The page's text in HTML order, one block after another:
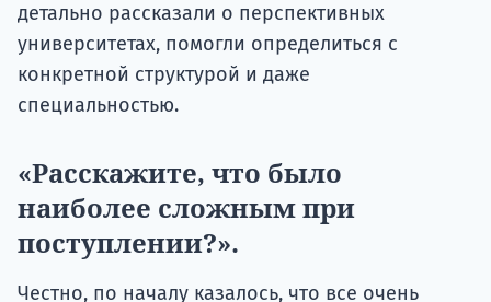
детально рассказали о перспективных
университетах, помогли определиться с
конкретной структурой и даже
специальностью.
«Расскажите, что было
наиболее сложным при
поступлении?».
Честно, по началу казалось, что все очень